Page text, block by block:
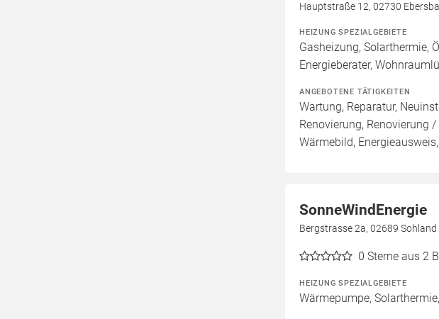
Hauptstraße 12, 02730
HEIZUNG SPEZIALGEBIETE
Gasheizung, Solarthermie,
Energieberater,
ANGEBOTENE TÄTIGKEITEN
Wartung, Reparatur,
Renovierung, Renovierung
Wärmebild,
SonneWindEnergie
Bergstrasse 2a, 02689
0 Sterne aus 2
HEIZUNG SPEZIALGEBIETE
Wärmepumpe,